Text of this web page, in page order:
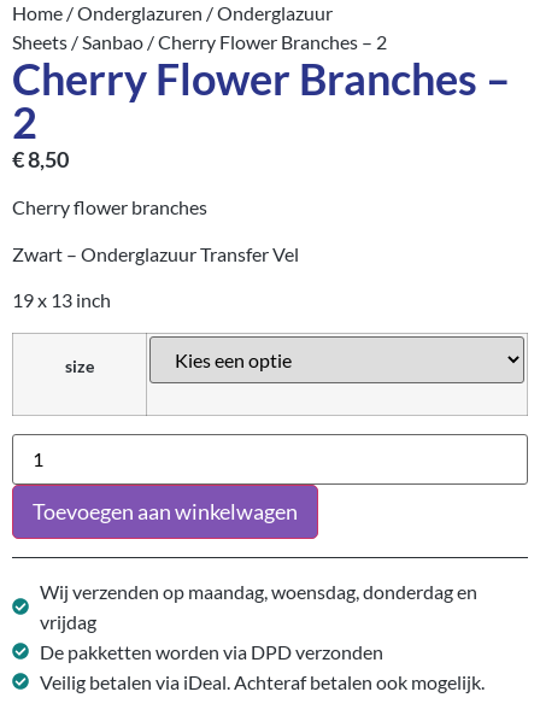
Home /Onderglazuren /Onderglazuur
Sheets /Sanbao / Cherry Flower Branches – 2
Cherry Flower Branches –
2
€8,50
Cherry flower branches
Zwart – Onderglazuur Transfer Vel
19 x 13 inch
size
Toevoegen aan winkelwagen
Wij verzenden op maandag, woensdag, donderdag en
vrijdag
De pakketten worden via DPD verzonden
Veilig betalen via iDeal. Achteraf betalen ook mogelijk.